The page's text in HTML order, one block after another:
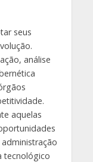
seus
análise
aquelas
tecnológico